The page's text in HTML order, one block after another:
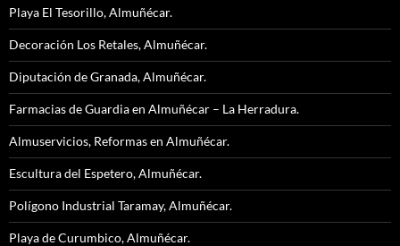
Playa El Tesorillo, Almuñécar.
Decoración Los Retales, Almuñécar.
Diputación de Granada, Almuñécar.
Farmacias de Guardia en Almuñécar – La Herradura.
Almuservicios, Reformas en Almuñécar.
Escultura del Espetero, Almuñécar.
Polígono Industrial Taramay, Almuñécar.
Playa de Curumbico, Almuñécar.